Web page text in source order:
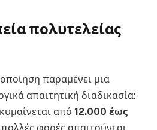
πολυτελείας
παραμένει μια
απαιτητική διαδικασία:
από 12.000 έως